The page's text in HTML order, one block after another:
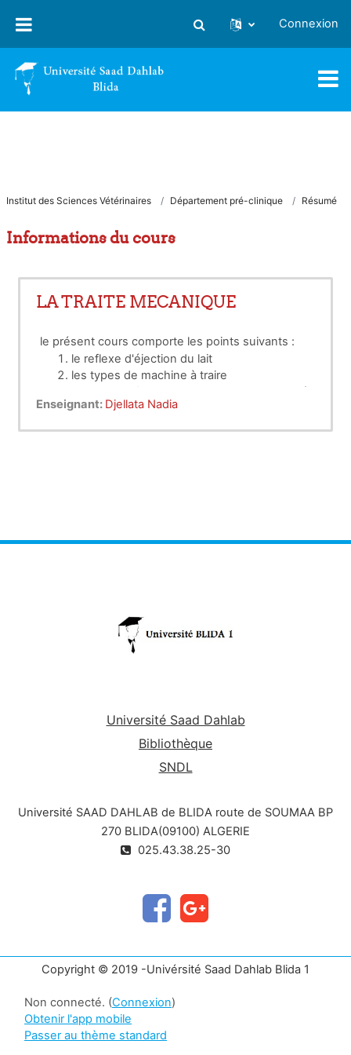
Activer/désactiver la saisie
Connexion
Institut des Sciences Vétérinaires Département pré-clinique Résumé
Informations du cours
LA TRAITE MECANIQUE
le présent cours comporte les points suivants :
le reflexe d'éjection du lait
les types de machine à traire
principe de fonctionnement de la machine à
traire
Enseignant: Djellata Nadia
Université Saad Dahlab
Bibliothèque
SNDL
Université SAAD DAHLAB de BLIDA route de SOUMAA BP
270 BLIDA(09100) ALGERIE
025.43.38.25-30
Copyright © 2019 -Univérsité Saad Dahlab Blida 1
Non connecté. (Connexion)
Obtenir l'app mobile
Passer au thème standard